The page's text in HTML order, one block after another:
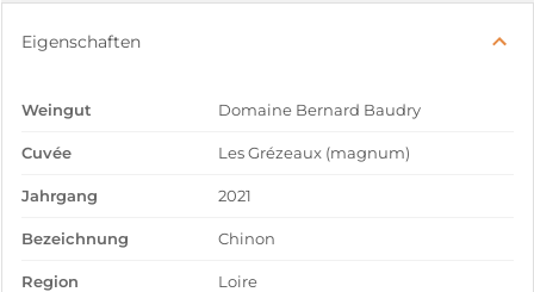
Eigenschaften
Weingut Domaine Bernard Baudry
Cuvée Les Grézeaux (magnum)
Jahrgang 2021
Bezeichnung Chinon
Region Loire